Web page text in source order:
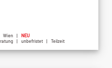
| NEU
| unbefristet | Teilzeit